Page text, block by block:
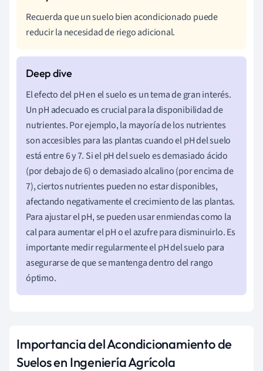
Recuerda que un suelo bien acondicionado puede
reducir la necesidad de riego adicional.
El efecto del pH en el suelo es un tema de gran interés.
Un pH adecuado es crucial para la disponibilidad de
nutrientes. Por ejemplo, la mayoría de los nutrientes
son accesibles para las plantas cuando el pH del suelo
está entre 6 y 7. Si el pH del suelo es demasiado ácido
(por debajo de 6) o demasiado alcalino (por encima de
7), ciertos nutrientes pueden no estar disponibles,
afectando negativamente el crecimiento de las plantas.
Para ajustar el pH, se pueden usar enmiendas como la
cal para aumentar el pH o el azufre para disminuirlo. Es
importante medir regularmente el pH del suelo para
asegurarse de que se mantenga dentro del rango
óptimo.
Importancia del Acondicionamiento de
Suelos en Ingeniería Agrícola